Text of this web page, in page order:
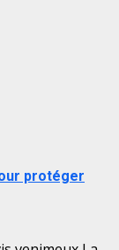
protéger